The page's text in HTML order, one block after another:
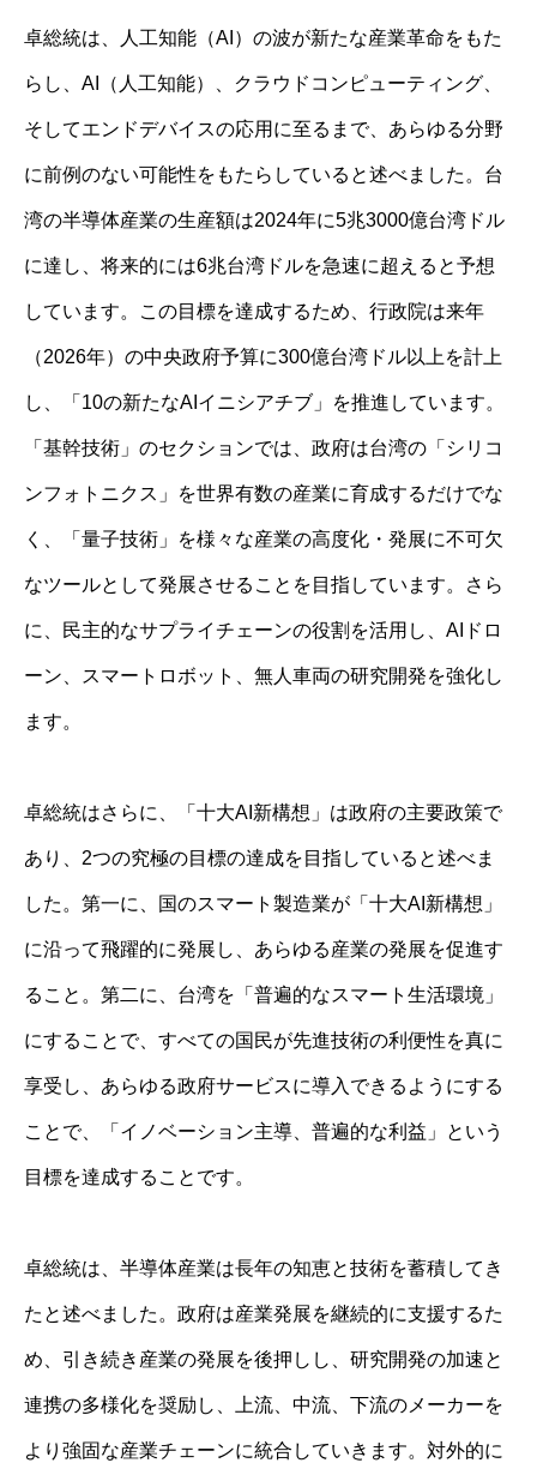
卓総統は、人工知能（AI）の波が新たな産業革命をもた
らし、AI（人工知能）、クラウドコンピューティング、
そしてエンドデバイスの応用に至るまで、あらゆる分野
に前例のない可能性をもたらしていると述べました。台
湾の半導体産業の生産額は2024年に5兆3000億台湾ドル
に達し、将来的には6兆台湾ドルを急速に超えると予想
しています。この目標を達成するため、行政院は来年
（2026年）の中央政府予算に300億台湾ドル以上を計上
し、「10の新たなAIイニシアチブ」を推進しています。
「基幹技術」のセクションでは、政府は台湾の「シリコ
ンフォトニクス」を世界有数の産業に育成するだけでな
く、「量子技術」を様々な産業の高度化・発展に不可欠
なツールとして発展させることを目指しています。さら
に、民主的なサプライチェーンの役割を活用し、AIドロ
ーン、スマートロボット、無人車両の研究開発を強化し
ます。
卓総統はさらに、「十大AI新構想」は政府の主要政策で
あり、2つの究極の目標の達成を目指していると述べま
した。第一に、国のスマート製造業が「十大AI新構想」
に沿って飛躍的に発展し、あらゆる産業の発展を促進す
ること。第二に、台湾を「普遍的なスマート生活環境」
にすることで、すべての国民が先進技術の利便性を真に
享受し、あらゆる政府サービスに導入できるようにする
ことで、「イノベーション主導、普遍的な利益」という
目標を達成することです。
卓総統は、半導体産業は長年の知恵と技術を蓄積してき
たと述べました。政府は産業発展を継続的に支援するた
め、引き続き産業の発展を後押しし、研究開発の加速と
連携の多様化を奨励し、上流、中流、下流のメーカーを
より強固な産業チェーンに統合していきます。対外的に